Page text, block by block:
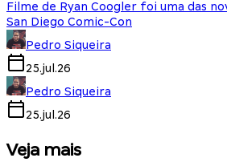
Filme de Ryan Coogler foi uma das
San Diego Comic-Con
Pedro Siqueira
25.jul.26
Pedro Siqueira
25.jul.26
Veja mais